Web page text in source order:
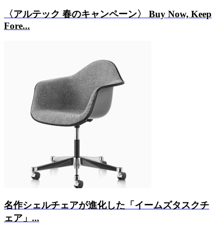
〈アルテック 春のキャンペーン〉 Buy Now, Keep
Fore...
名作シェルチェアが進化した「イームズタスクチ
ェア」...